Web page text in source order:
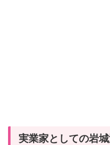
実業家としての岩